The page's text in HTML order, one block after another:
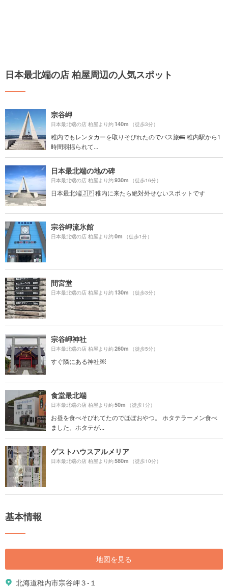
日本最北端の店 柏屋周辺の人気スポット
宗谷岬
日本最北端の店 柏屋より約140m （徒歩3分）
稚内でもレンタカーを取りそびれたのでバス旅🚌 稚内駅から1
時間弱揺られて...
日本最北端の地の碑
日本最北端の店 柏屋より約930m （徒歩16分）
日本最北端🇯🇵 稚内に来たら絶対外せないスポットです
宗谷岬流氷館
日本最北端の店 柏屋より約0m （徒歩1分）
間宮堂
日本最北端の店 柏屋より約130m （徒歩3分）
宗谷岬神社
日本最北端の店 柏屋より約260m （徒歩5分）
すぐ隣にある神社￼
食堂最北端
日本最北端の店 柏屋より約50m （徒歩1分）
お昼を食べそびれてたのでほぼおやつ。 ホタテラーメン食べ
ました。ホタテが...
ゲストハウスアルメリア
日本最北端の店 柏屋より約580m （徒歩10分）
基本情報
地図を見る
北海道稚内市宗谷岬３-１